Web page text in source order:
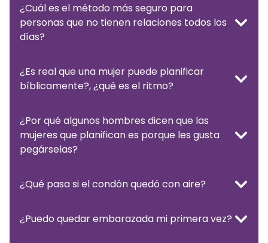
¿Cuál es el método más seguro para
personas que no tienen relaciones todos los
días?
¿Es real que una mujer puede planificar
bíblicamente?, ¿qué es el ritmo?
¿Por qué algunos hombres dicen que las
mujeres que planifican es porque les gusta
pegárselas?
¿Qué pasa si el condón quedó con aire?
¿Puedo quedar embarazada mi primera vez?